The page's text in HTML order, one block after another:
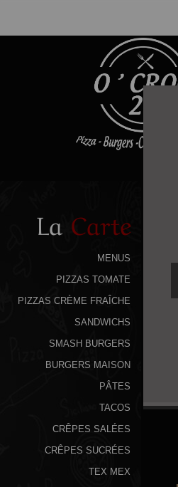
La Carte
MENUS
PIZZAS TOMATE
PIZZAS CRÈME FRAÎCHE
SANDWICHS
SMASH BURGERS
BURGERS MAISON
PÂTES
TACOS
CRÊPES SALÉES
CRÊPES SUCRÉES
TEX MEX